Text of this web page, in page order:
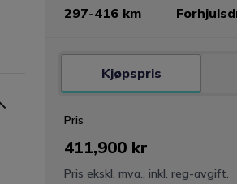
297-416 km
Kjøpspris
Pris
411,900 kr
Pris ekskl. mva., inkl. reg-avgift.